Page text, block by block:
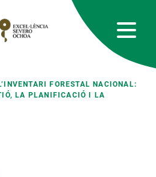
FORESTAL NACIONAL:
LA PLANIFICACIÓ I LA